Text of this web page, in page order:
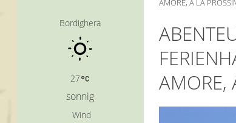
Bordighera
27
sonnig
Wind
AMORE, A LA
AMORE,